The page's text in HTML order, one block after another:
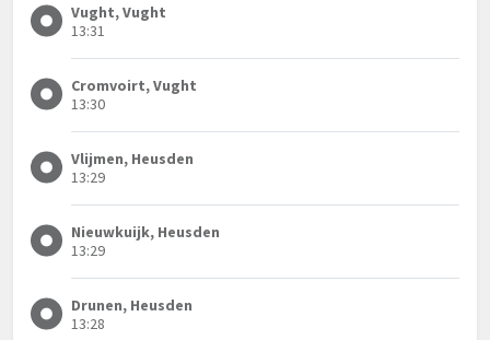
Vught, Vught
13:31
Cromvoirt, Vught
13:30
Vlijmen, Heusden
13:29
Nieuwkuijk, Heusden
13:29
Drunen, Heusden
13:28